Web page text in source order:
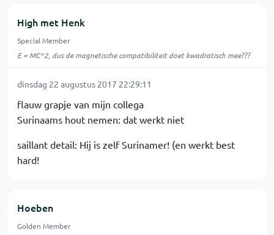
High met Henk
Special Member
E = MC^2, dus de magnetische compatibiliteit doet kwadratisch mee???
dinsdag 22 augustus 2017 22:29:11
flauw grapje van mijn collega
Surinaams hout nemen: dat werkt niet
saillant detail: Hij is zelf Surinamer! (en werkt best
hard!
Hoeben
Golden Member